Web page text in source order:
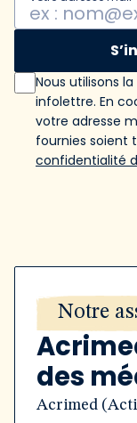
Nous utilisons
infolettre. En
votre adresse
fournies soient
confidentialité
Notre
des
Acrimed